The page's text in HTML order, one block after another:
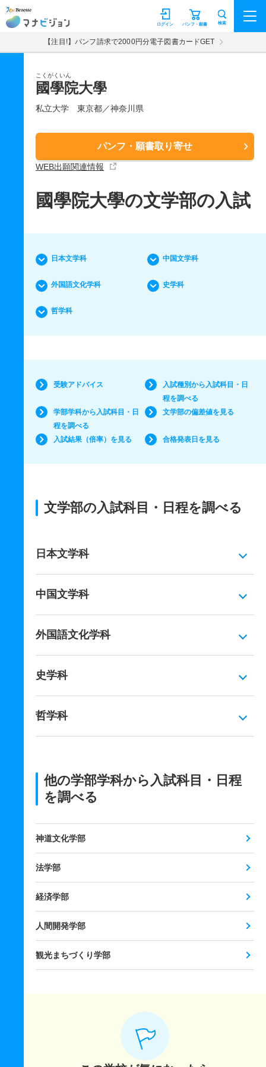
マナビジョン パンフ・願書
ログイン 検索
【注目!】パンフ請求で2000円分電子図書カードGET
こくがくいん
國學院大學
私立大学 東京都／神奈川県
パンフ・願書取り寄せ
WEB出願関連情報
國學院大學の文学部の入試
日本文学科 中国文学科
外国語文化学科 史学科
哲学科
受験アドバイス
入試種別から入試科目・日
程を調べる
学部学科から入試科目・日
程を調べる
文学部の偏差値を見る
入試結果（倍率）を見る 合格発表日を見る
文学部の入試科目・日程を調べる
日本文学科
中国文学科
外国語文化学科
史学科
哲学科
他の学部学科から入試科目・日程
を調べる
神道文化学部
法学部
経済学部
人間開発学部
観光まちづくり学部